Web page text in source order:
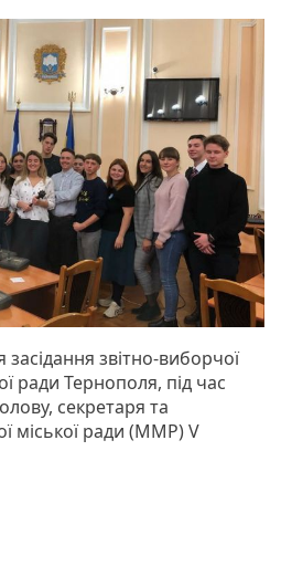
засідання звітно-виборчої
ради Тернополя, під час
секретаря та
міської ради (ММР) V